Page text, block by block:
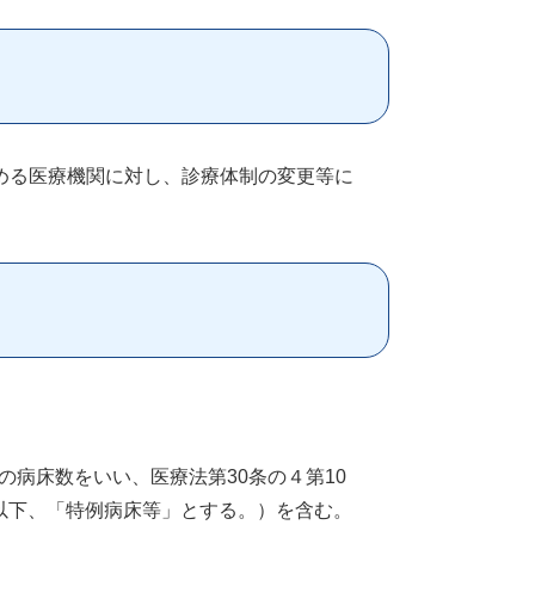
医療機関に対し、診療体制の変更等に
病床数をいい、医療法第30条の４第10
、「特例病床等」とする。）を含む。